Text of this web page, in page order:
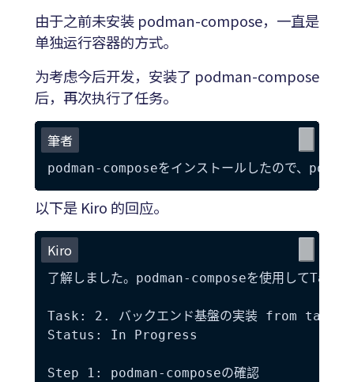
由于之前未安装 podman-compose，一直是
单独运行容器的方式。
为考虑今后开发，安装了 podman-compose
后，再次执行了任务。
筆者
以下是 Kiro 的回应。
Kiro
了解しました。podman-composeを使用してTask
Task: 2. バックエンド基盤の実装 from
Status: In Progress
Step 1: podman-composeの確認